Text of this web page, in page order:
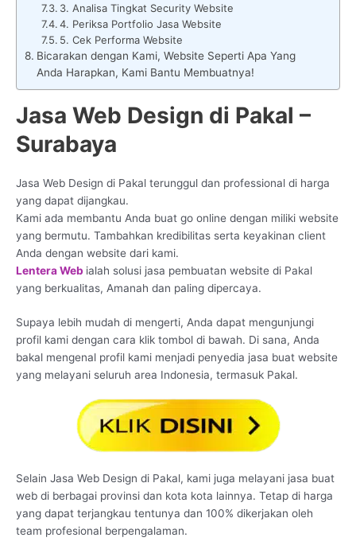
3. Analisa Tingkat Security Website
4. Periksa Portfolio Jasa Website
5. Cek Performa Website
Bicarakan dengan Kami, Website Seperti Apa Yang
Anda Harapkan, Kami Bantu Membuatnya!
Jasa Web Design di Pakal –
Surabaya
Jasa Web Design di Pakal terunggul dan professional di harga
yang dapat dijangkau.
Kami ada membantu Anda buat go online dengan miliki website
yang bermutu. Tambahkan kredibilitas serta keyakinan client
Anda dengan website dari kami.
Lentera Web ialah solusi jasa pembuatan website di Pakal
yang berkualitas, Amanah dan paling dipercaya.
Supaya lebih mudah di mengerti, Anda dapat mengunjungi
profil kami dengan cara klik tombol di bawah. Di sana, Anda
bakal mengenal profil kami menjadi penyedia jasa buat website
yang melayani seluruh area Indonesia, termasuk Pakal.
Selain Jasa Web Design di Pakal, kami juga melayani jasa buat
web di berbagai provinsi dan kota kota lainnya. Tetap di harga
yang dapat terjangkau tentunya dan 100% dikerjakan oleh
team profesional berpengalaman.